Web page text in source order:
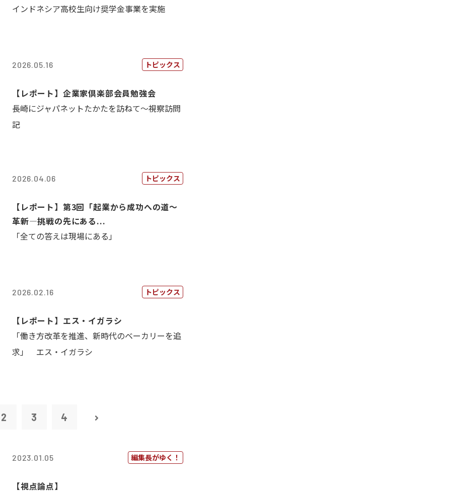
インドネシア高校生向け奨学金事業を実施
2026.05.16 トピックス
【レポート】企業家倶楽部会員勉強会
長崎にジャパネットたかたを訪ねて～視察訪問
記
2026.04.06 トピックス
【レポート】第3回「起業から成功への道～
革新―挑戦の先にある...
「全ての答えは現場にある」
2026.02.16 トピックス
【レポート】エス・イガラシ
「働き方改革を推進、新時代のベーカリーを追
求」 エス・イガラシ
2 3 4
2023.01.05 編集長がゆく！
【視点論点】